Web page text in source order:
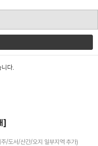
다.
]
주/도서/산간/오지 일부지역 추가)